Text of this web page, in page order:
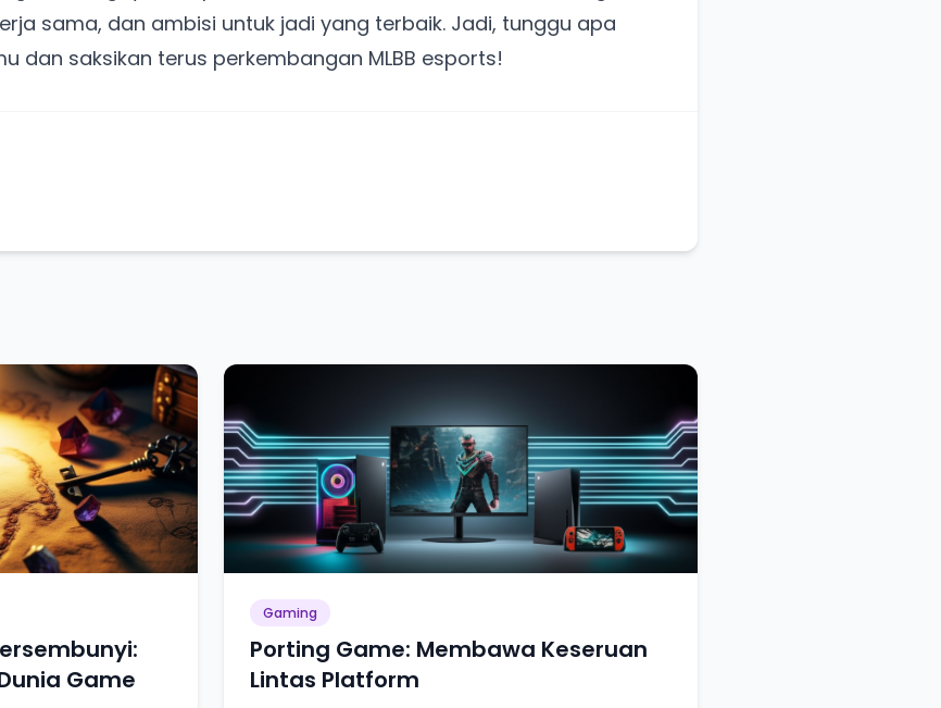
sama, dan ambisi untuk jadi yang terbaik. Jadi, tunggu apa
dan saksikan terus perkembangan MLBB esports!
Game
Gaming
Porting Game: Membawa Keseruan
Lintas Platform